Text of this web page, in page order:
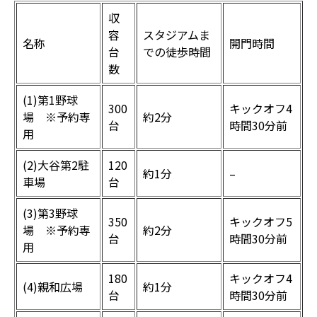
名称
収
容
台
数
スタジアムま
での徒歩時間
開門時間
(1)第1野球
場 ※予約専
用
300
台
約2分
キックオフ4
時間30分前
(2)大谷第2駐
車場
120
台
約1分 –
(3)第3野球
場 ※予約専
用
350
台
約2分
キックオフ5
時間30分前
(4)親和広場
180
台
約1分
キックオフ4
時間30分前